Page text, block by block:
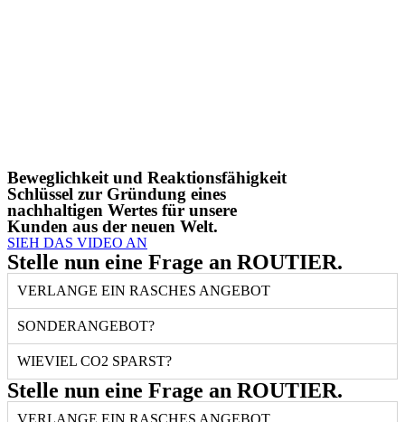
Beweglichkeit und Reaktionsfähigkeit
Schlüssel zur Gründung eines
nachhaltigen Wertes für unsere
Kunden aus der neuen Welt.
SIEH DAS VIDEO AN
Stelle nun eine Frage an ROUTIER.
VERLANGE EIN RASCHES ANGEBOT
SONDERANGEBOT?
WIEVIEL CO2 SPARST?
Stelle nun eine Frage an ROUTIER.
VERLANGE EIN RASCHES ANGEBOT